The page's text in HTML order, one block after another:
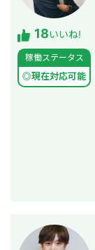
18いいね!
稼働ステータス
◎現在対応可能